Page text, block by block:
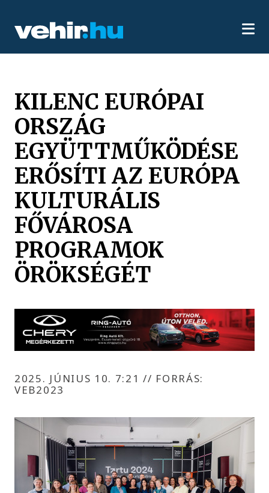
KILENC EURÓPAI
ORSZÁG
EGYÜTTMŰKÖDÉSE
ERŐSÍTI AZ EURÓPA
KULTURÁLIS
FŐVÁROSA
PROGRAMOK
ÖRÖKSÉGÉT
2025. JÚNIUS 10. 7:21// FORRÁS:
VEB2023